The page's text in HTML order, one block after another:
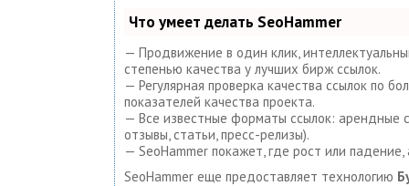
Что умеет делать SeoHammer
— Продвижение в один клик,
степенью качества у лучших бирж ссылок.
— Регулярная проверка качества ссылок по
показателей качества проекта.
— Все известные форматы ссылок: арендные
отзывы, статьи, пресс-релизы).
— SeoHammer покажет, где рост или
SeoHammer еще предоставляет технологию